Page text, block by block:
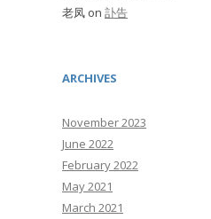
老凤 on 訃告
ARCHIVES
November 2023
June 2022
February 2022
May 2021
March 2021